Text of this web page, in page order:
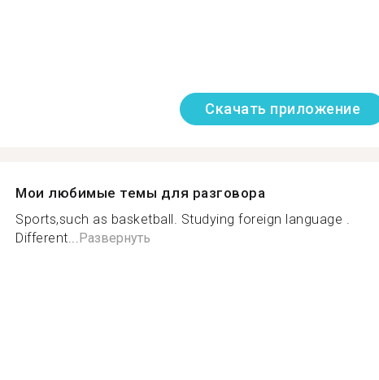
Скачать приложение
Мои любимые темы для разговора
Sports,such as basketball. Studying foreign language .
Different...Развернуть